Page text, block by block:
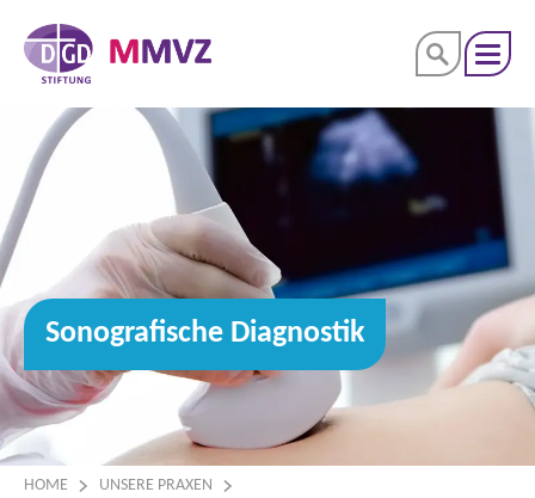
Sonografische Diagnostik
HOME
UNSERE PRAXEN